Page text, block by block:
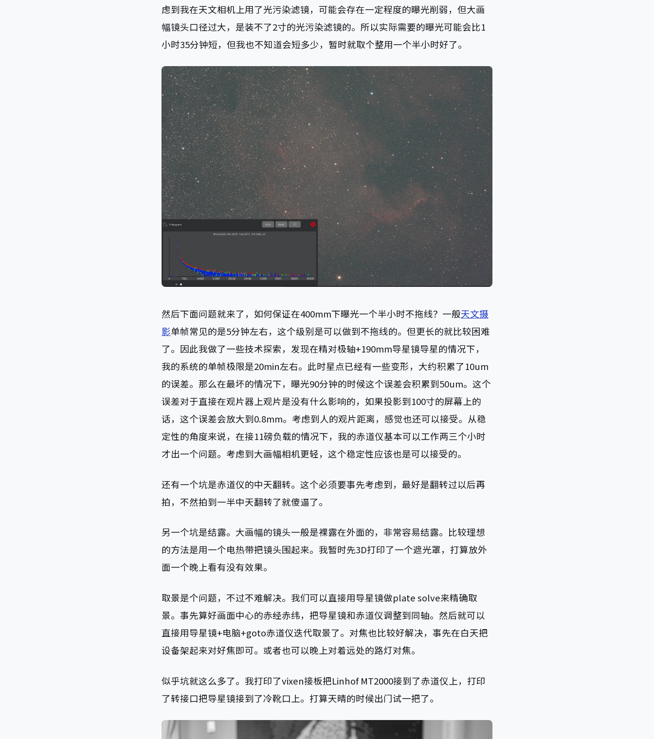
虑到我在天文相机上用了光污染滤镜，可能会存在一定程度的曝光削弱，但大画
幅镜头口径过大，是装不了2寸的光污染滤镜的。所以实际需要的曝光可能会比1
小时35分钟短，但我也不知道会短多少，暂时就取个整用一个半小时好了。
然后下面问题就来了，如何保证在400mm下曝光一个半小时不拖线？一般天文摄
影单帧常见的是5分钟左右，这个级别是可以做到不拖线的。但更长的就比较困难
了。因此我做了一些技术探索，发现在精对极轴+190mm导星镜导星的情况下，
我的系统的单帧极限是20min左右。此时星点已经有一些变形，大约积累了10um
的误差。那么在最坏的情况下，曝光90分钟的时候这个误差会积累到50um。这个
误差对于直接在观片器上观片是没有什么影响的，如果投影到100寸的屏幕上的
话，这个误差会放大到0.8mm。考虑到人的观片距离，感觉也还可以接受。从稳
定性的角度来说，在接11磅负载的情况下，我的赤道仪基本可以工作两三个小时
才出一个问题。考虑到大画幅相机更轻，这个稳定性应该也是可以接受的。
还有一个坑是赤道仪的中天翻转。这个必须要事先考虑到，最好是翻转过以后再
拍，不然拍到一半中天翻转了就傻逼了。
另一个坑是结露。大画幅的镜头一般是裸露在外面的，非常容易结露。比较理想
的方法是用一个电热带把镜头围起来。我暂时先3D打印了一个遮光罩，打算放外
面一个晚上看有没有效果。
取景是个问题，不过不难解决。我们可以直接用导星镜做plate solve来精确取
景。事先算好画面中心的赤经赤纬，把导星镜和赤道仪调整到同轴。然后就可以
直接用导星镜+电脑+goto赤道仪迭代取景了。对焦也比较好解决，事先在白天把
设备架起来对好焦即可。或者也可以晚上对着远处的路灯对焦。
似乎坑就这么多了。我打印了vixen接板把Linhof MT2000接到了赤道仪上，打印
了转接口把导星镜接到了冷靴口上。打算天晴的时候出门试一把了。